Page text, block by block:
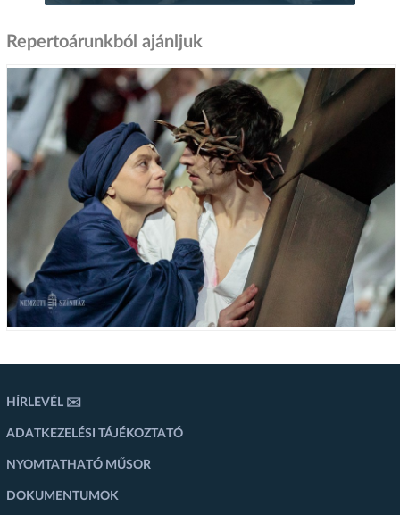
Repertoárunkból ajánljuk
HÍRLEVÉL ✉️
ADATKEZELÉSI TÁJÉKOZTATÓ
NYOMTATHATÓ MŰSOR
DOKUMENTUMOK